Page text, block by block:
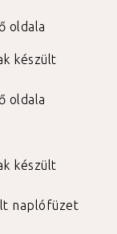
oldala
oldala
naplófüzet